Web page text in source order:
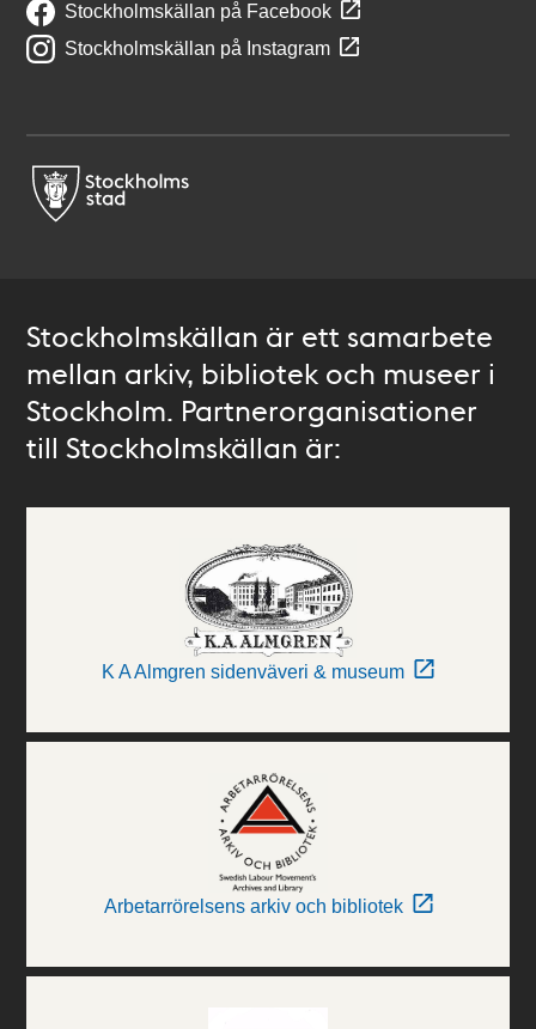
Stockholmskällan på Facebook
Stockholmskällan på Instagram
Stockholmskällan är ett samarbete
mellan arkiv, bibliotek och museer i
Stockholm. Partnerorganisationer
till Stockholmskällan är:
K A Almgren sidenväveri & museum
Arbetarrörelsens arkiv och bibliotek